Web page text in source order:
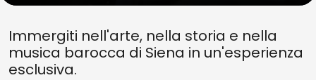
Immergiti nell'arte, nella storia e nella
musica barocca di Siena in un'esperienza
esclusiva.